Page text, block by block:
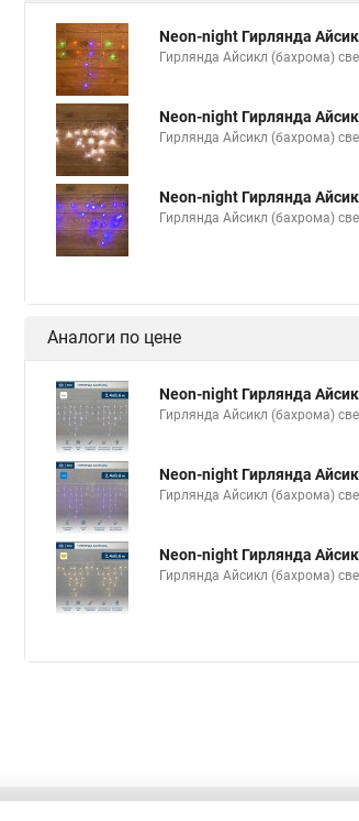
Neon-night Гирлянда
Гирлянда Айсикл (бахрома)
Neon-night Гирлянда
Гирлянда Айсикл (бахрома)
Neon-night Гирлянда
Гирлянда Айсикл (бахрома)
Аналоги по цене
Neon-night Гирлянда
Гирлянда Айсикл (бахрома)
Neon-night Гирлянда
Гирлянда Айсикл (бахрома)
Neon-night Гирлянда
Гирлянда Айсикл (бахрома)